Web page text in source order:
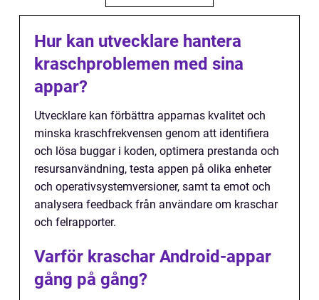
Hur kan utvecklare hantera
kraschproblemen med sina
appar?
Utvecklare kan förbättra apparnas kvalitet och
minska kraschfrekvensen genom att identifiera
och lösa buggar i koden, optimera prestanda och
resursanvändning, testa appen på olika enheter
och operativsystemversioner, samt ta emot och
analysera feedback från användare om kraschar
och felrapporter.
Varför kraschar Android-appar
gång på gång?